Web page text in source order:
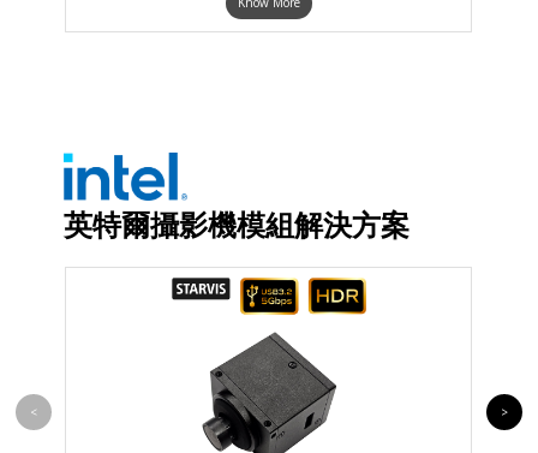
英特爾攝影機模組解決方案
< >